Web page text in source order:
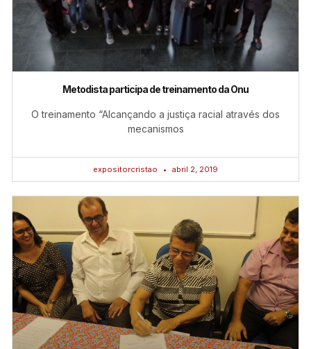
Metodista participa de treinamento da Onu
O treinamento “Alcançando a justiça racial através dos
mecanismos
expositorcristao abril 2, 2019